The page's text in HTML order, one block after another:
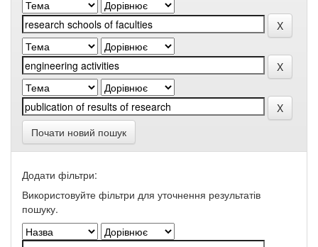
Почати новий пошук
Додати фільтри:
Використовуйте фільтри для уточнення результатів
пошуку.